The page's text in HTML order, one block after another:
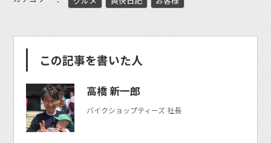
この記事を書いた人
高橋 新一郎
バイクショップティーズ 社長